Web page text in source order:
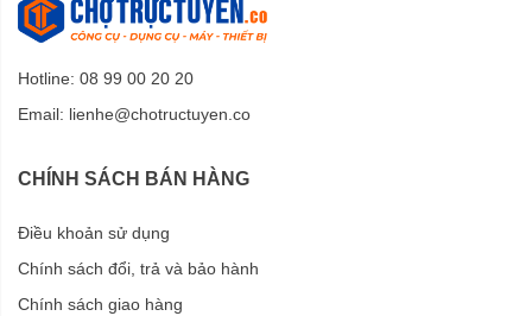
Hotline: 08 99 00 20 20
Email: lienhe@chotructuyen.co
CHÍNH SÁCH BÁN HÀNG
Điều khoản sử dụng
Chính sách đổi, trả và bảo hành
Chính sách giao hàng